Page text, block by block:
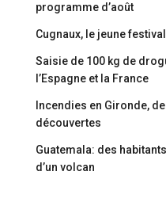
programme d’août
Cugnaux, le jeune
Saisie de 100 kg de
l’Espagne et la France
Incendies en Gironde,
découvertes
Guatemala: des
d’un volcan